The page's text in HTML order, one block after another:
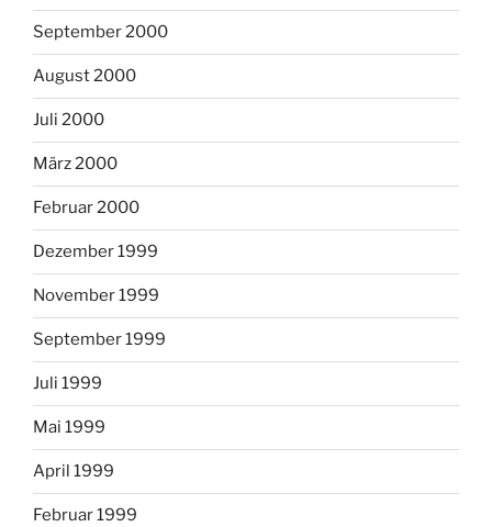
September 2000
August 2000
Juli 2000
März 2000
Februar 2000
Dezember 1999
November 1999
September 1999
Juli 1999
Mai 1999
April 1999
Februar 1999